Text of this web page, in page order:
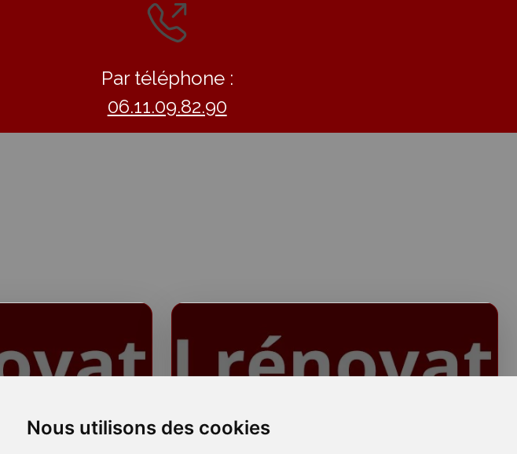
Nous utilisons des cookies
Par téléphone :
06.11.09.82.90
Plafonds